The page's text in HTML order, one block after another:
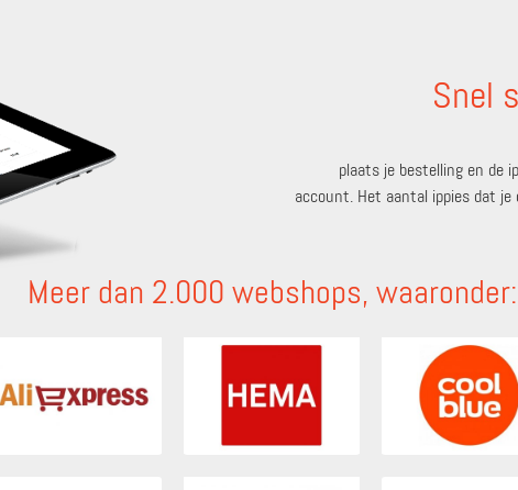
Snel
plaats je bestelling en de
account. Het aantal ippies dat je
Meer dan 2.000 webshops, waaronder: